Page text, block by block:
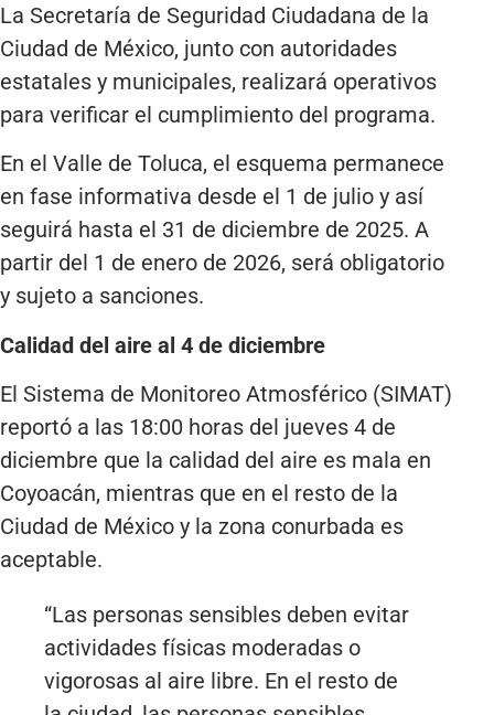
La Secretaría de Seguridad Ciudadana de la
Ciudad de México, junto con autoridades
estatales y municipales, realizará operativos
para verificar el cumplimiento del programa.
En el Valle de Toluca, el esquema permanece
en fase informativa desde el 1 de julio y así
seguirá hasta el 31 de diciembre de 2025. A
partir del 1 de enero de 2026, será obligatorio
y sujeto a sanciones.
Calidad del aire al 4 de diciembre
El Sistema de Monitoreo Atmosférico (SIMAT)
reportó a las 18:00 horas del jueves 4 de
diciembre que la calidad del aire es mala en
Coyoacán, mientras que en el resto de la
Ciudad de México y la zona conurbada es
aceptable.
“Las personas sensibles deben evitar
actividades físicas moderadas o
vigorosas al aire libre. En el resto de